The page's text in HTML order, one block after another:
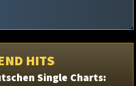
HITS
Single Charts: